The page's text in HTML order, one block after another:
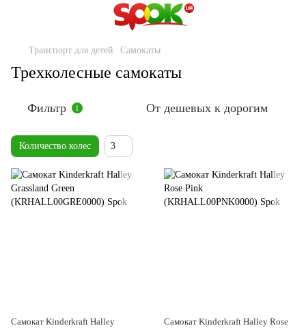
Транспорт для детей Самокаты
Трехколесные самокаты
Фильтр 1 От дешевых к дорогим
Количество колес 3
Самокат Kinderkraft Halley
Самокат Kinderkraft Halley Rose